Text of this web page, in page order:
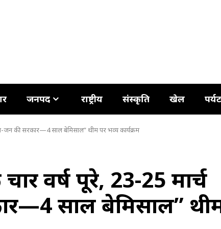
जनपद राष्ट्रीय संस्कृति खेल
जन की सरकार—4 साल बेमिसाल” थीम पर भव्य कार्यक्रम
वर्ष पूरे, 23-25 मार्च
साल बेमिसाल”